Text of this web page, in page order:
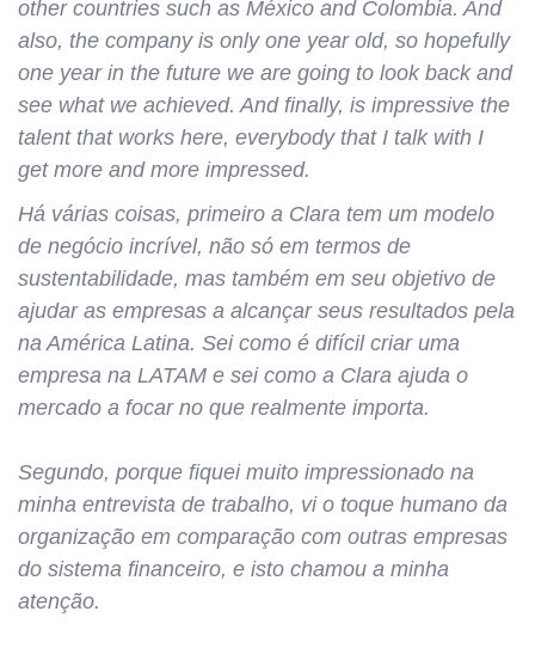
other countries such as México and Colombia.And
also, the company is only one year old, so hopefully
one year in the future we are going to look back and
see what we achieved. And finally, is impressive the
talent that works here, everybody that I talk with I
get more and more impressed.
Há várias coisas, primeiro a Clara tem um modelo
de negócio incrível, não só em termos de
sustentabilidade, mas também em seu objetivo de
ajudar as empresas a alcançar seus resultados pela
na América Latina. Sei como é difícil criar uma
empresa na LATAM e sei como a Clara ajuda o
mercado a focar no que realmente importa.
Segundo, porque fiquei muito impressionado na
minha entrevista de trabalho, vi o toque humano da
organização em comparação com outras empresas
do sistema financeiro, e isto chamou a minha
atenção.